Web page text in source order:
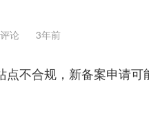
论 3年前
点不合规，新备案申请可